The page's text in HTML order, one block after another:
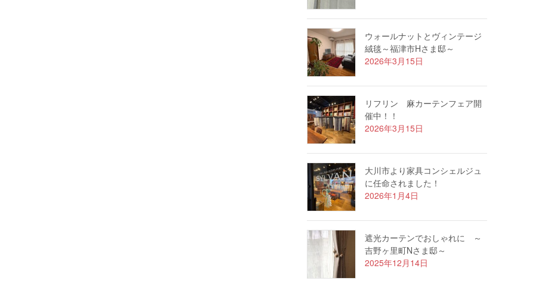
ウォールナットとヴィンテージ
絨毯～福津市Hさま邸～
2026年3月15日
リフリン 麻カーテンフェア開
催中！！
2026年3月15日
大川市より家具コンシェルジュ
に任命されました！
2026年1月4日
遮光カーテンでおしゃれに ～
吉野ヶ里町Nさま邸～
2025年12月14日